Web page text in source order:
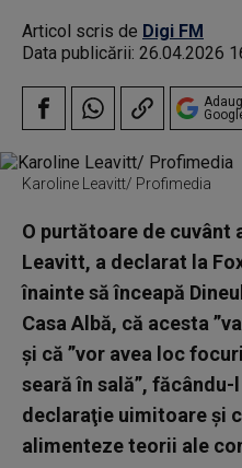
Articol scris de Digi FM
Data publicării: 26.04.2026
Karoline Leavitt/ Profimedia
O purtătoare de cuvânt
Leavitt, a declarat la
înainte să înceapă
Casa Albă, că acesta
şi că ”vor avea loc
seară în sală”,
declaraţie uimitoare şi
alimenteze teorii ale